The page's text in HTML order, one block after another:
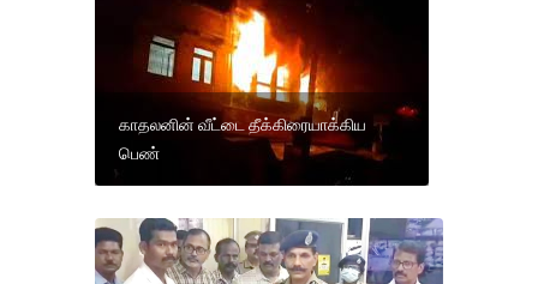
காதலனின் வீட்டை தீக்கிரையாக்கிய
பெண்